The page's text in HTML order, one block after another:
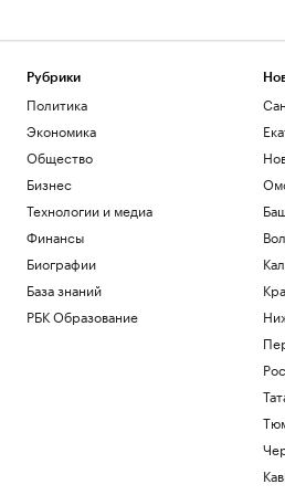
Рубрики
Политика
Экономика
Общество
Бизнес
Технологии и медиа
Финансы
Биографии
База знаний
РБК Образование